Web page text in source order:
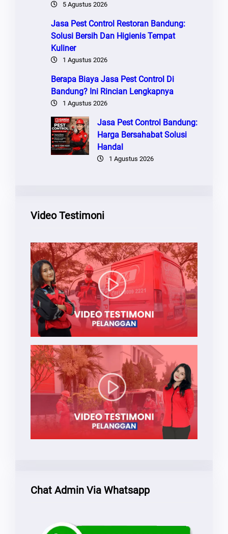
5 Agustus 2026
Jasa Pest Control Restoran Bandung:
Solusi Bersih Dan Higienis Tempat
Kuliner
1 Agustus 2026
Berapa Biaya Jasa Pest Control Di
Bandung? Ini Rincian Lengkapnya
1 Agustus 2026
Jasa Pest Control Bandung:
Harga Bersahabat Solusi
Handal
1 Agustus 2026
Video Testimoni
Chat Admin Via Whatsapp